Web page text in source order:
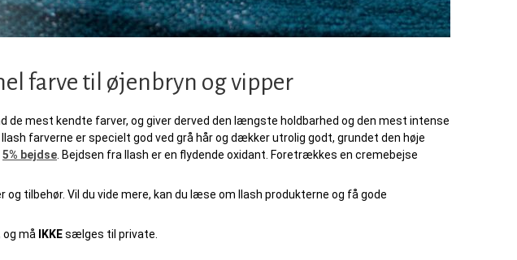
farve til øjenbryn og vipper
de mest kendte farver, og giver derved den længste holdbarhed og den mest intense
farverne er specielt god ved grå hår og dækker utrolig godt, grundet den høje
5% bejdse . Bejdsen fra Ilash er en flydende oxidant. Foretrækkes en cremebejse
tilbehør. Vil du vide mere, kan du læse om Ilash produkterne og få gode
og må IKKEsælges til private.